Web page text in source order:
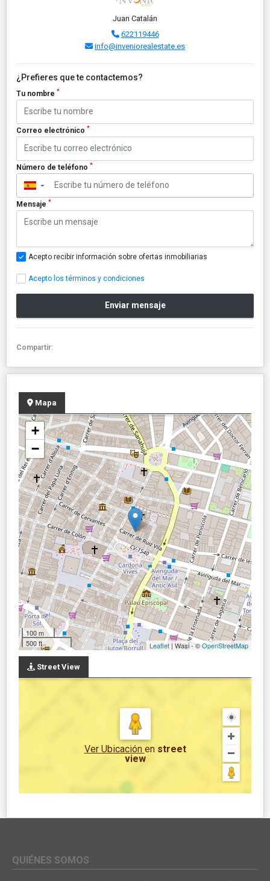
Juan Catalán
622119446
info@inveniorealestate.es
¿Prefieres que te contactemos?
Tu nombre *
Correo electrónico *
Número de teléfono *
▼
Mensaje *
Acepto recibir información sobre ofertas inmobiliarias
Acepto los términos y condiciones
Enviar mensaje
Compartir:
Mapa
+
−
100 m
500 ft
Leaflet | Wasi - ©OpenStreetMap
Street View
Ver Ubicación en street
view
QUIÉNES SOMOS